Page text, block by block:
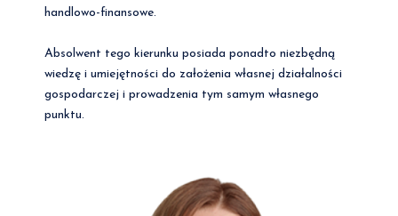
handlowo-finansowe.
Absolwent tego kierunku posiada ponadto niezbędną
wiedzę i umiejętności do założenia własnej działalności
gospodarczej i prowadzenia tym samym własnego
punktu.